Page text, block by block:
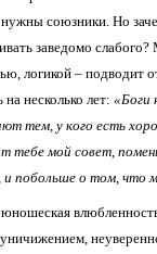
союзники. Но
заведомо
логикой – подводит
несколько лет: «Боги
тем, у кого есть
тебе мой совет,
и побольше о том, что